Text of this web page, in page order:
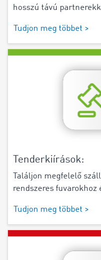
hosszú távú
Tudjon meg többet >
Tenderkiírások:
Találjon megfelelő
rendszeres fuvarokhoz
Tudjon meg többet >